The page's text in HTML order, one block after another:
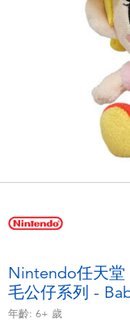
娃娃, 芭比,
遊戲及拼圖
益智學習玩
角色扮演及
Pokemon寶
LEGO樂高
LeapFrog跳
Globber高
14歳以上
Nintendo任天
毛公仔系列 -
年齡: 6+ 歲